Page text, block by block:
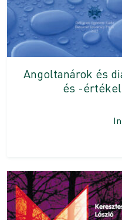
Angoltanárok és
és -